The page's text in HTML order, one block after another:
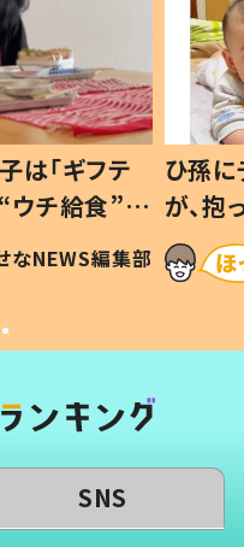
は「ギフテ
ウチ給食”を
#令和の親
なNEWS編集部
ひ孫
が、
「涙が
い」
SNS